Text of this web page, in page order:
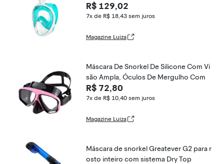
R$ 129,02
7x de R$ 18,43 sem juros
Magazine Luiza
Máscara De Snorkel De Silicone Com Vi
são Ampla, Óculos De Mergulho Com
R$ 72,80
7x de R$ 10,40 sem juros
Magazine Luiza
Máscara de snorkel Greatever G2 para r
osto inteiro com sistema Dry Top